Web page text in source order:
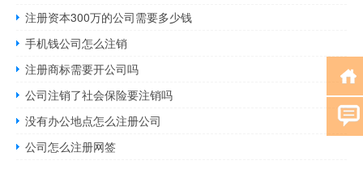
注册资本300万的公司需要多少钱
手机钱公司怎么注销
注册商标需要开公司吗
公司注销了社会保险要注销吗
没有办公地点怎么注册公司
公司怎么注册网签